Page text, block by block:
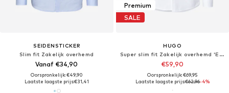
SEIDENSTICKER
Slim fit Zakelijk overhemd
Vanaf €34,90
Oorspronkelijk: €49,90
Laatste laagste prijs:€31,41
Premium
SALE
HUGO
Super slim fit Zakelijk overhemd 'Erondo'
€59,90
Oorspronkelijk: €69,95
Laatste laagste prijs:€62,96-4%